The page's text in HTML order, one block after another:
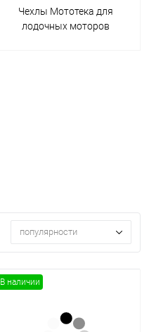
Чехлы Мототека для
лодочных моторов
популярности
В наличии